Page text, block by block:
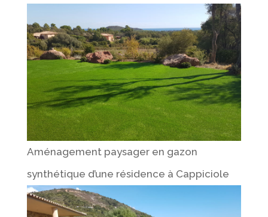
Aménagement paysager en gazon
synthétique d’une résidence à Cappiciole